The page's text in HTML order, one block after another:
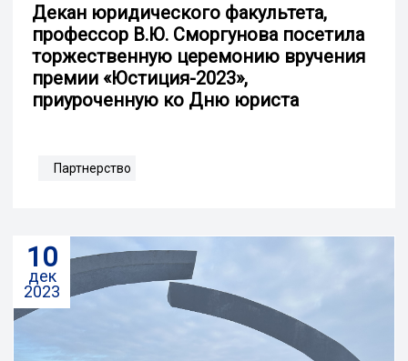
Декан юридического факультета,
профессор В.Ю. Сморгунова посетила
торжественную церемонию вручения
премии «Юстиция-2023»,
приуроченную ко Дню юриста
Партнерство
10
дек
2023